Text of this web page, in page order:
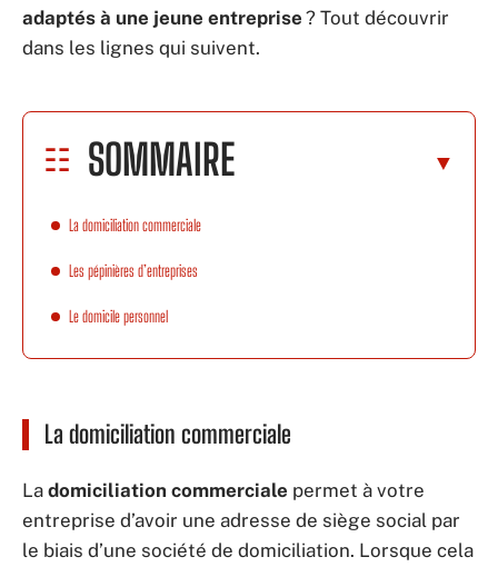
adaptés à une jeune entreprise ? Tout découvrir
dans les lignes qui suivent.
SOMMAIRE
La domiciliation commerciale
Les pépinières d’entreprises
Le domicile personnel
La domiciliation commerciale
La domiciliation commerciale permet à votre
entreprise d’avoir une adresse de siège social par
le biais d’une société de domiciliation. Lorsque cela